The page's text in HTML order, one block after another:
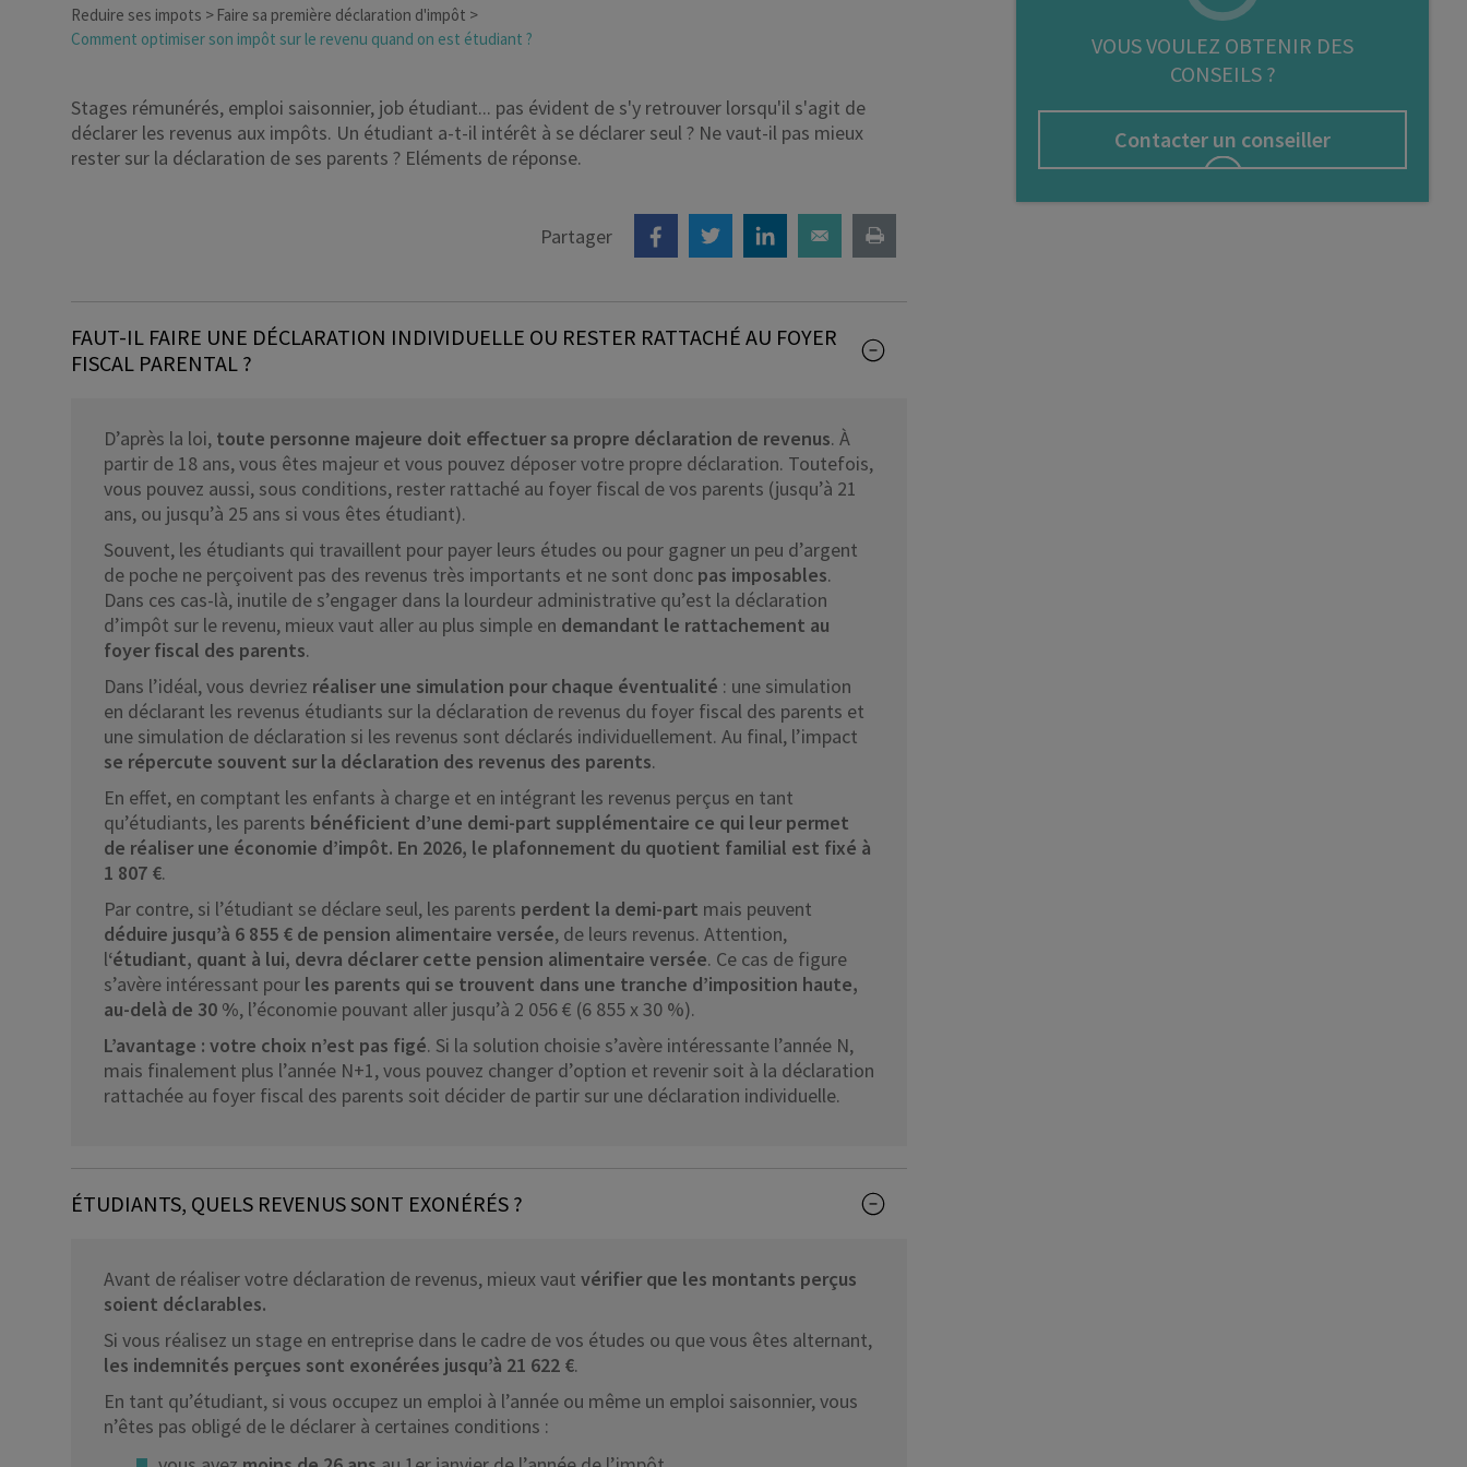
Dirigeant d’entreprise
Anciens dispositifs
Investissement locatif
Reduire ses impots
Faire sa première déclaration d'impôt
Comment optimiser son impôt sur le revenu quand on est étudiant ?
Stages rémunérés, emploi saisonnier, job étudiant... pas évident de s'y retrouver lorsqu'il s'agit de
déclarer les revenus aux impôts. Un étudiant a-t-il intérêt à se déclarer seul ? Ne vaut-il pas mieux
rester sur la déclaration de ses parents ? Eléments de réponse.
Partager
FAUT-IL FAIRE UNE DÉCLARATION INDIVIDUELLE OU RESTER RATTACHÉ AU FOYER
FISCAL PARENTAL ?
D’après la loi, toute personne majeure doit effectuer sa propre déclaration de revenus. À
partir de 18 ans, vous êtes majeur et vous pouvez déposer votre propre déclaration. Toutefois,
vous pouvez aussi, sous conditions, rester rattaché au foyer fiscal de vos parents (jusqu’à 21
ans, ou jusqu’à 25 ans si vous êtes étudiant).
Souvent, les étudiants qui travaillent pour payer leurs études ou pour gagner un peu d’argent
de poche ne perçoivent pas des revenus très importants et ne sont donc pas imposables.
Dans ces cas-là, inutile de s’engager dans la lourdeur administrative qu’est la déclaration
d’impôt sur le revenu, mieux vaut aller au plus simple en demandant le rattachement au
foyer fiscal des parents.
Dans l’idéal, vous devriez réaliser une simulation pour chaque éventualité : une simulation
en déclarant les revenus étudiants sur la déclaration de revenus du foyer fiscal des parents et
une simulation de déclaration si les revenus sont déclarés individuellement. Au final, l’impact
se répercute souvent sur la déclaration des revenus des parents.
En effet, en comptant les enfants à charge et en intégrant les revenus perçus en tant
qu’étudiants, les parents bénéficient d’une demi-part supplémentaire ce qui leur permet
de réaliser une économie d’impôt. En 2026, le plafonnement du quotient familial est fixé à
1 807 €.
Par contre, si l’étudiant se déclare seul, les parents perdent la demi-part mais peuvent
déduire jusqu’à 6 855 € de pension alimentaire versée, de leurs revenus. Attention,
l‘étudiant, quant à lui, devra déclarer cette pension alimentaire versée. Ce cas de figure
s’avère intéressant pour les parents qui se trouvent dans une tranche d’imposition haute,
au-delà de 30 %, l’économie pouvant aller jusqu’à 2 056 € (6 855 x 30 %).
L’avantage : votre choix n’est pas figé. Si la solution choisie s’avère intéressante l’année N,
mais finalement plus l’année N+1, vous pouvez changer d’option et revenir soit à la déclaration
rattachée au foyer fiscal des parents soit décider de partir sur une déclaration individuelle.
ÉTUDIANTS, QUELS REVENUS SONT EXONÉRÉS ?
Avant de réaliser votre déclaration de revenus, mieux vaut vérifier que les montants perçus
soient déclarables.
Si vous réalisez un stage en entreprise dans le cadre de vos études ou que vous êtes alternant,
les indemnités perçues sont exonérées jusqu’à 21 622 €.
En tant qu’étudiant, si vous occupez un emploi à l’année ou même un emploi saisonnier, vous
n’êtes pas obligé de le déclarer à certaines conditions :
VOUS VOULEZ OBTENIR DES
CONSEILS ?
Contacter un conseiller